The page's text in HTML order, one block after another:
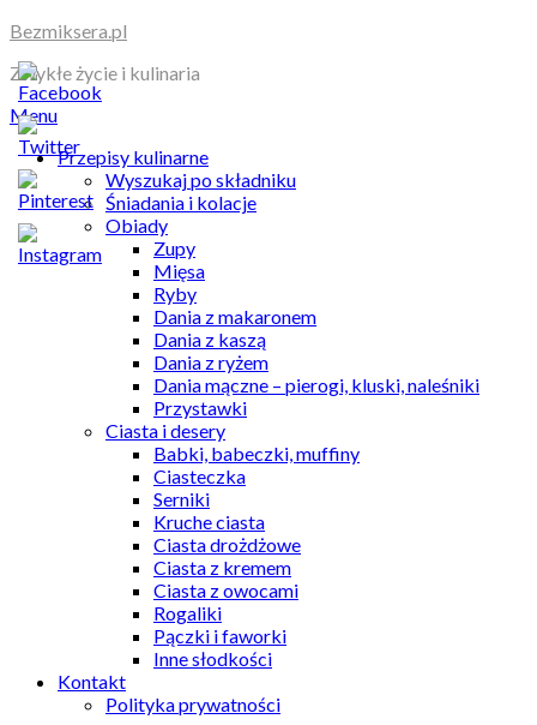
Skip
content
Bezmiksera.pl
Zwykłe życie i kulinaria
Menu
Przepisy kulinarne
Wyszukaj po składniku
Śniadania i kolacje
Obiady
Zupy
Mięsa
Ryby
Dania z makaronem
Dania z kaszą
Dania z ryżem
Dania mączne – pierogi, kluski, naleśniki
Przystawki
Ciasta i desery
Babki, babeczki, muffiny
Ciasteczka
Serniki
Kruche ciasta
Ciasta drożdżowe
Ciasta z kremem
Ciasta z owocami
Rogaliki
Pączki i faworki
Inne słodkości
Kontakt
Polityka prywatności